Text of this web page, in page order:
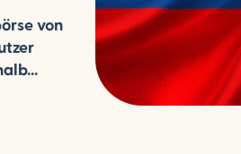
von